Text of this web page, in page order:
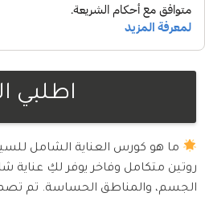
اطلبي
ما هو كورس العناية الشامل
روتين متكامل وفاخر يوفر لكِ عناية
الجسم، والمناطق الحساسة. تم